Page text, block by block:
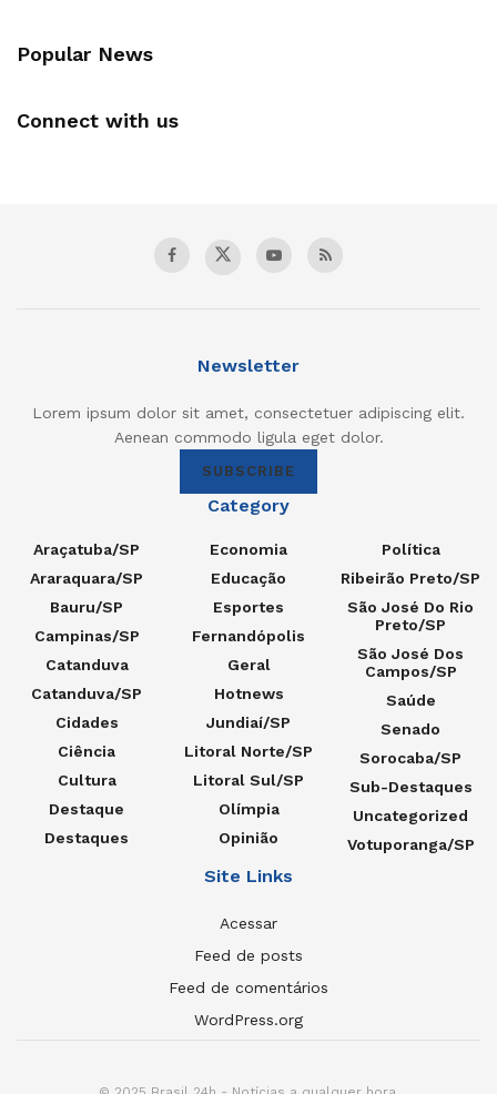
Popular News
Connect with us
Newsletter
Lorem ipsum dolor sit amet, consectetuer adipiscing elit.
Aenean commodo ligula eget dolor.
SUBSCRIBE
Category
Araçatuba/SP
Araraquara/SP
Bauru/SP
Campinas/SP
Catanduva
Catanduva/SP
Cidades
Ciência
Cultura
Destaque
Destaques
Economia
Educação
Esportes
Fernandópolis
Geral
Hotnews
Jundiaí/SP
Litoral Norte/SP
Litoral Sul/SP
Olímpia
Opinião
Política
Ribeirão Preto/SP
São José Do Rio
Preto/SP
São José Dos
Campos/SP
Saúde
Senado
Sorocaba/SP
Sub-Destaques
Uncategorized
Votuporanga/SP
Site Links
Acessar
Feed de posts
Feed de comentários
WordPress.org